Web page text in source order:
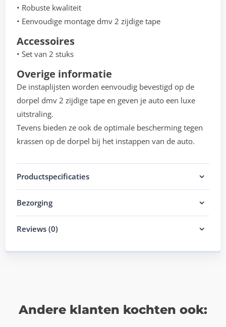
• Robuste kwaliteit
• Eenvoudige montage dmv 2 zijdige tape
Accessoires
• Set van 2 stuks
Overige informatie
De instaplijsten worden eenvoudig bevestigd op de
dorpel dmv 2 zijdige tape en geven je auto een luxe
uitstraling.
Tevens bieden ze ook de optimale bescherming tegen
krassen op de dorpel bij het instappen van de auto.
Productspecificaties
Bezorging
Reviews (0)
Andere klanten kochten ook: